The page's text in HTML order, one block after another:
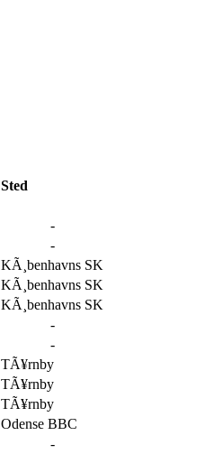
Sted
-
-
KÃ¸benhavns SK
KÃ¸benhavns SK
KÃ¸benhavns SK
-
-
TÃ¥rnby
TÃ¥rnby
TÃ¥rnby
Odense BBC
-